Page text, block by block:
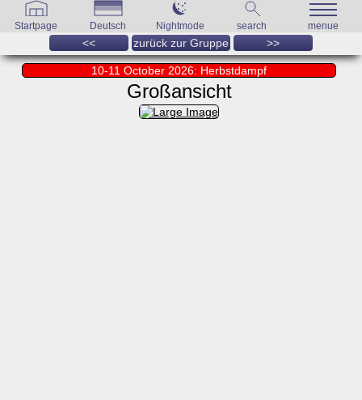
Startpage Deutsch Nightmode search menue
<< zurück zur Gruppe >>
10-11 October 2026: Herbstdampf
Großansicht